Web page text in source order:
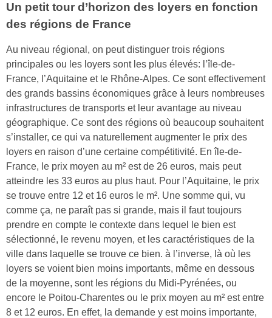
Un petit tour d’horizon des loyers en fonction
des régions de France
Au niveau régional, on peut distinguer trois régions
principales ou les loyers sont les plus élevés: l’île-de-
France, l’Aquitaine et le Rhône-Alpes. Ce sont effectivement
des grands bassins économiques grâce à leurs nombreuses
infrastructures de transports et leur avantage au niveau
géographique. Ce sont des régions où beaucoup souhaitent
s’installer, ce qui va naturellement augmenter le prix des
loyers en raison d’une certaine compétitivité. En île-de-
France, le prix moyen au m² est de 26 euros, mais peut
atteindre les 33 euros au plus haut. Pour l’Aquitaine, le prix
se trouve entre 12 et 16 euros le m². Une somme qui, vu
comme ça, ne paraît pas si grande, mais il faut toujours
prendre en compte le contexte dans lequel le bien est
sélectionné, le revenu moyen, et les caractéristiques de la
ville dans laquelle se trouve ce bien. à l’inverse, là où les
loyers se voient bien moins importants, même en dessous
de la moyenne, sont les régions du Midi-Pyrénées, ou
encore le Poitou-Charentes ou le prix moyen au m² est entre
8 et 12 euros. En effet, la demande y est moins importante,